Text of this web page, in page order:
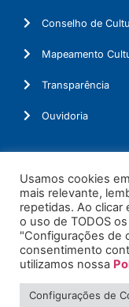
Conselho de
Mapeamento
Transparência
Ouvidoria
© 2026.
Usamos cookies
mais relevante,
repetidas. Ao clicar
o uso de TODOS
"Configurações de
consentimento
utilizamos nossa
Configurações de